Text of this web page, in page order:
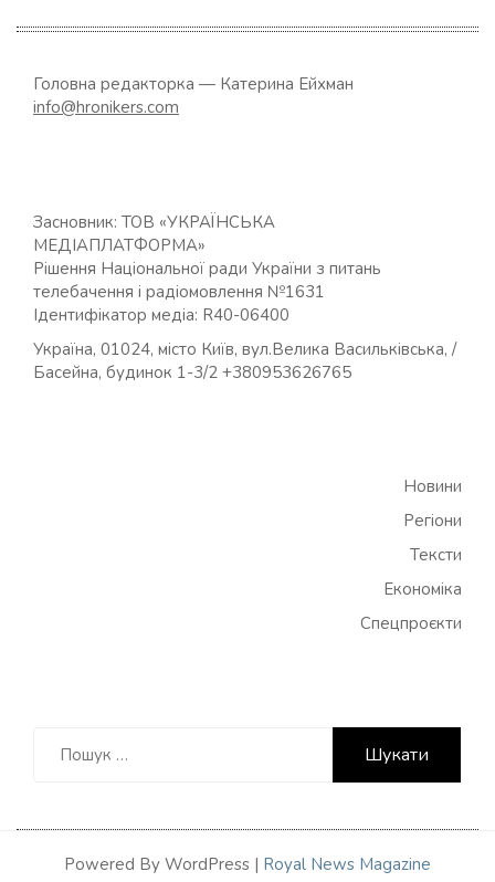
Головна редакторка — Катерина Ейхман
info@hronikers.com
Засновник: ТОВ «УКРАЇНСЬКА
МЕДІАПЛАТФОРМА»
Рішення Національної ради України з питань
телебачення і радіомовлення №1631
Ідентифікатор медіа: R40-06400
Україна, 01024, місто Київ, вул.Велика Васильківська, /
Басейна, будинок 1-3/2 +380953626765
Новини
Регіони
Тексти
Економіка
Спецпроєкти
Powered By WordPress | Royal News Magazine